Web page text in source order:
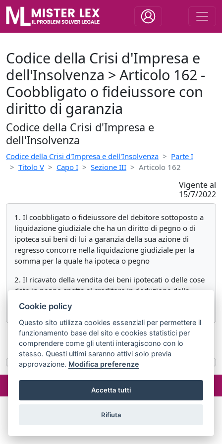
Codice della Crisi d'Impresa e
dell'Insolvenza > Articolo 162 -
Coobbligato o fideiussore con
diritto di garanzia
Codice della Crisi d'Impresa e
dell'Insolvenza
Codice della Crisi d'Impresa e dell'Insolvenza
Parte I
Titolo V
Capo I Sezione III Articolo 162
Vigente al
15/7/2022
1. Il coobbligato o fideiussore del debitore sottoposto a
liquidazione giudiziale che ha un diritto di pegno o di
ipoteca sui beni di lui a garanzia della sua azione di
regresso concorre nella liquidazione giudiziale per la
somma per la quale ha ipoteca o pegno
2. Il ricavato della vendita dei beni ipotecati o delle cose
date in pegno spetta al creditore in deduzione della
somma dovuta.
«Articolo 161 Articolo 163»
©2024 misterlex.it -redazione@misterlex.it-Privacy- P.I.
02029690472
Cookie policy
Questo sito utilizza cookies essenziali per permettere il
funzionamento base del sito e cookies statistici per
comprendere come gli utenti interagiscono con lo
stesso. Questi ultimi saranno attivi solo previa
approvazione. Modifica preferenze
Accetta tutti
Rifiuta